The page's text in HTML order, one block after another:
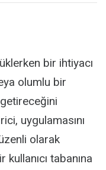
bir ihtiyacı
olumlu bir
uygulamasını
olarak
tabanına